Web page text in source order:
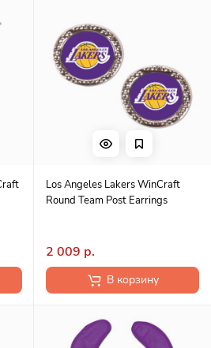
Los Angeles Lakers WinCraft
Round Team Post Earrings
2 009 р.
В корзину